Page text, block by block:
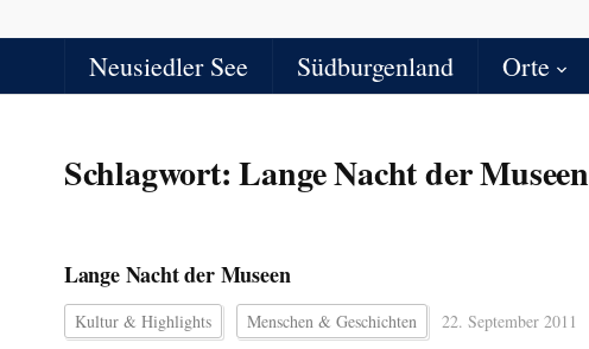
Neusiedler See Südburgenland Orte
Schlagwort:Lange Nacht der Museen
Lange Nacht der Museen
Kultur & Highlights Menschen & Geschichten 22. September 2011